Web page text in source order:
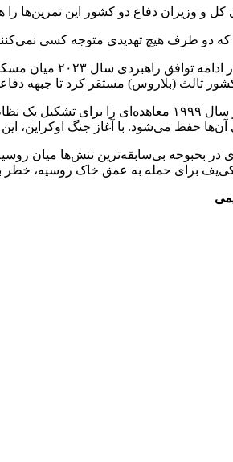
کل و وزیران دفاع دو کشور این تمرین‌ها
که دو طرف هیچ تهدیدی متوجه کسی
این مانور
ثالث (بلاروس) مستقر کرد تا جبهه دفاعی
روسیه و بلاروس از سال ۱۹۹۹
آن‌ها حفظ می‌شود. با آغاز جنگ اوکراین،
در بحبوحه بی‌سابقه‌ترین تنش‌ها میان
کی‌یف برای حمله به عمق خاک روسیه،